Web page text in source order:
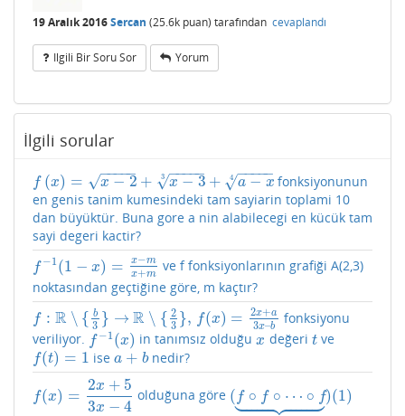
19 Aralık 2016Sercan (25.6k puan) tarafından cevaplandı
Ilgili Bir Soru Sor Yorum
İlgili sorular
f (x) = x −2
− −
−−−
√ + x −3
− −
−−−
√
3 + a − x
− −
−−−
√
4
f(x)=x 2+ x−33 +a −x4
fonksiyonunun
en genis tanim kumesindeki tam sayiarin toplami 10
dan büyüktür. Buna gore a nin alabilecegi en kücük tam
sayi degeri kactir?
f −1(1 − x) = x−m
x+m
f−1(1−x )= x−m x+ m
ve f fonksiyonlarının grafiği A(2,3)
noktasından geçtiğine göre, m kaçtır?
f : R ∖ { b
3 } → R ∖ { 2
3 },
f:R∖{b 3 →R ∖ 23 }, f(x) = 2x+a
3x–b
f(x)=2 x+a 3x–b fonksiyonu
veriliyor. f −1 (x)
f−1(x) in tanımsız olduğux
x değeri t
t ve
f(t) = 1
f(t)=1 ise a + b
a+b nedir?
f(x) =
2x + 5
3x − 4
f(x)=2 x+5 3x−4 olduğuna göre ( f ∘ f ∘ ⋯ ∘ f)(1)
(f ∘ f∘ ⋯ ∘f ⏟ 1117 adet